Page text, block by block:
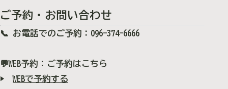
ご予約・お問い合わせ
📞 お電話でのご予約 ：096-374-6666
💬WEB予約 ：ご予約はこちら
▶WEBで予約する